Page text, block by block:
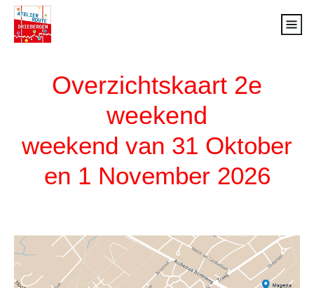
Overzichtskaart 2e
weekend
weekend van 31 Oktober
en 1 November 2026